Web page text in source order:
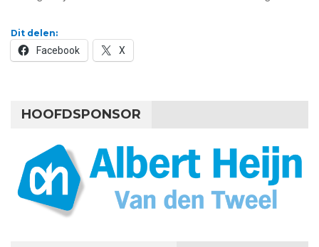
Dit delen:
Facebook X
HOOFDSPONSOR